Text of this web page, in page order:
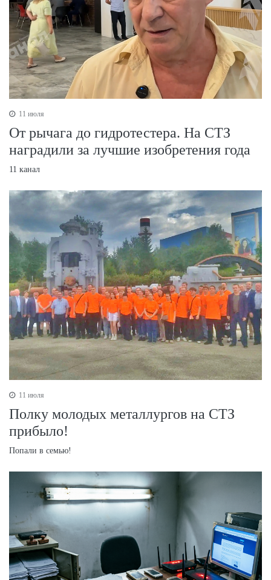
11 июля
От рычага до гидротестера. На СТЗ
наградили за лучшие изобретения года
11 канал
11 июля
Полку молодых металлургов на СТЗ
прибыло!
Попали в семью!